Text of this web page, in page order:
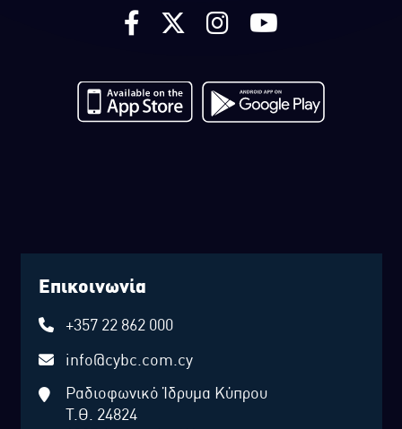
Επικοινωνία
+357 22 862 000
info@cybc.com.cy
Ραδιοφωνικό Ίδρυμα Κύπρου
Τ.Θ. 24824